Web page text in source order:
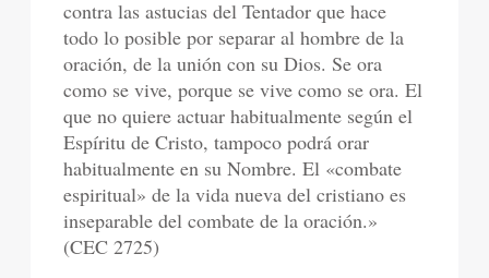
contra las astucias del Tentador que hace
todo lo posible por separar al hombre de la
oración, de la unión con su Dios. Se ora
como se vive, porque se vive como se ora. El
que no quiere actuar habitualmente según el
Espíritu de Cristo, tampoco podrá orar
habitualmente en su Nombre. El «combate
espiritual» de la vida nueva del cristiano es
inseparable del combate de la oración.»
(CEC 2725)